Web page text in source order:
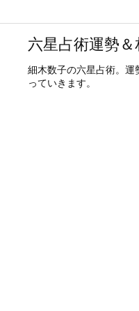
六星占術運勢＆
細木数子の六星占術。運
っていきます。